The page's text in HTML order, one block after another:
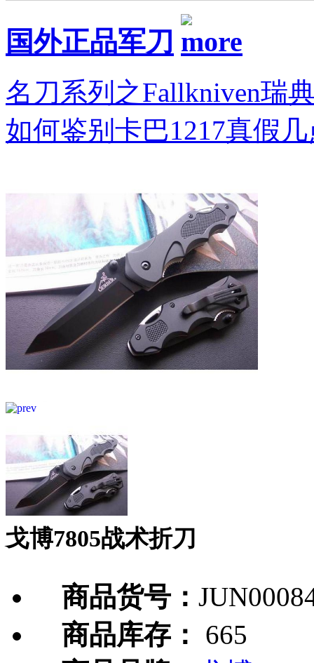
国外正品军刀
名刀系列之Fallkniven瑞
如何鉴别卡巴1217真假
戈博7805战术折刀
商品货号：
商品库存：
665